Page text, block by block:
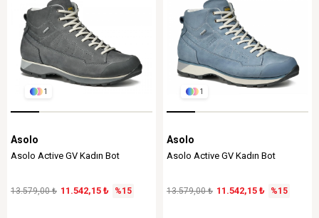
1
Asolo
Asolo Active GV Kadın Bot
11.542,15 ₺
13.579,00 ₺ %15
1
Asolo
Asolo Active GV Kadın Bot
11.542,15 ₺
13.579,00 ₺ %15